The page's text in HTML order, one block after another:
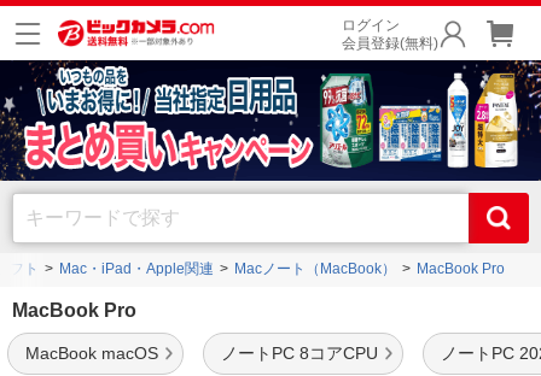
ログイン
会員登録(無料)
フト Mac・iPad・Apple関連 Macノート（MacBook） MacBook Pro
MacBook Pro
MacBook macOS ノートPC 8コアCPU ノートPC